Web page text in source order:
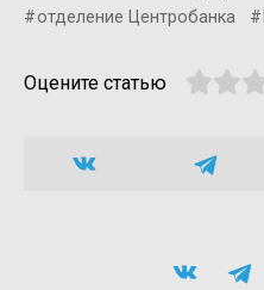
отделение Центробанка
Оцените статью